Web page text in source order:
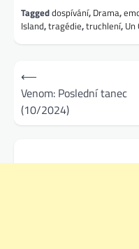
Taggeddospívání, Drama,
Island,tragédie,truchlení, Un
Navigace
pro
příspěvek
⟵
Venom: Poslední tanec
(10/2024)